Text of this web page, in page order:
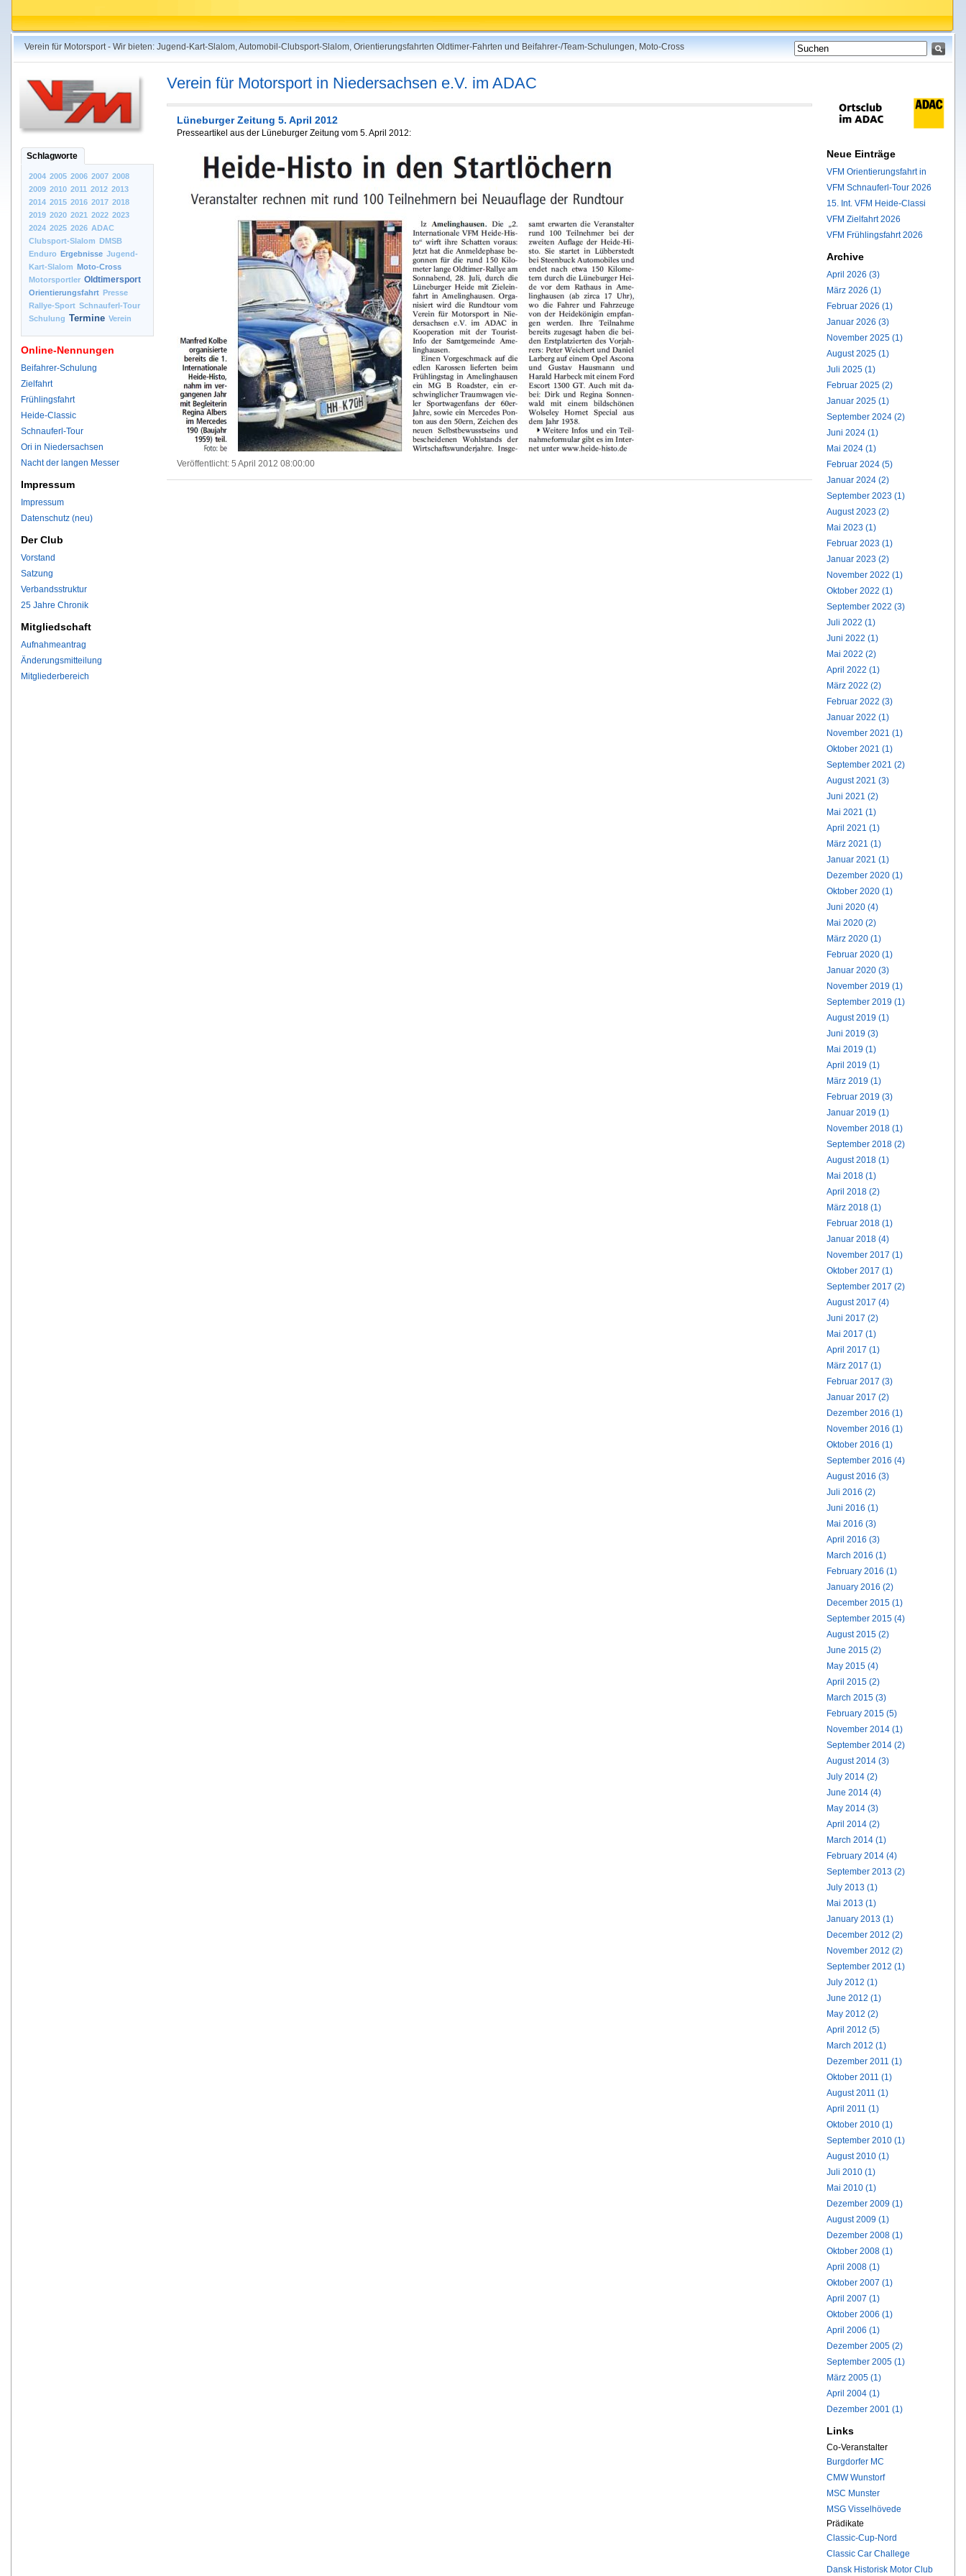
Verein für Motorsport - Wir bieten: Jugend-Kart-Slalom, Automobil-Clubsport-Slalom, Orientierungsfahrten Oldtimer-Fahrten und Beifahrer-/Team-Schulungen, Moto-Cross
Schlagworte
2004 2005 2006 2007 2008
2009 2010 2011 2012 2013
2014 2015 2016 2017 2018
2019 2020 2021 2022 2023
2024 2025 2026 ADAC
Clubsport-Slalom DMSB
Enduro Ergebnisse Jugend-
Kart-Slalom Moto-Cross
Motorsportler Oldtimersport
Orientierungsfahrt Presse
Rallye-Sport Schnauferl-Tour
Schulung Termine Verein
Online-Nennungen
Beifahrer-Schulung
Zielfahrt
Frühlingsfahrt
Heide-Classic
Schnauferl-Tour
Ori in Niedersachsen
Nacht der langen Messer
Impressum
Impressum
Datenschutz (neu)
Der Club
Vorstand
Satzung
Verbandsstruktur
25 Jahre Chronik
Mitgliedschaft
Aufnahmeantrag
Änderungsmitteilung
Mitgliederbereich
Verein für Motorsport in Niedersachsen e.V. im ADAC
Lüneburger Zeitung 5. April 2012
Presseartikel aus der Lüneburger Zeitung vom 5. April 2012:
Veröffentlicht: 5 April 2012 08:00:00
Neue Einträge
VFM Orientierungsfahrt in
VFM Schnauferl-Tour 2026
15. Int. VFM Heide-Classi
VFM Zielfahrt 2026
VFM Frühlingsfahrt 2026
Archive
April 2026 (3)
März 2026 (1)
Februar 2026 (1)
Januar 2026 (3)
November 2025 (1)
August 2025 (1)
Juli 2025 (1)
Februar 2025 (2)
Januar 2025 (1)
September 2024 (2)
Juni 2024 (1)
Mai 2024 (1)
Februar 2024 (5)
Januar 2024 (2)
September 2023 (1)
August 2023 (2)
Mai 2023 (1)
Februar 2023 (1)
Januar 2023 (2)
November 2022 (1)
Oktober 2022 (1)
September 2022 (3)
Juli 2022 (1)
Juni 2022 (1)
Mai 2022 (2)
April 2022 (1)
März 2022 (2)
Februar 2022 (3)
Januar 2022 (1)
November 2021 (1)
Oktober 2021 (1)
September 2021 (2)
August 2021 (3)
Juni 2021 (2)
Mai 2021 (1)
April 2021 (1)
März 2021 (1)
Januar 2021 (1)
Dezember 2020 (1)
Oktober 2020 (1)
Juni 2020 (4)
Mai 2020 (2)
März 2020 (1)
Februar 2020 (1)
Januar 2020 (3)
November 2019 (1)
September 2019 (1)
August 2019 (1)
Juni 2019 (3)
Mai 2019 (1)
April 2019 (1)
März 2019 (1)
Februar 2019 (3)
Januar 2019 (1)
November 2018 (1)
September 2018 (2)
August 2018 (1)
Mai 2018 (1)
April 2018 (2)
März 2018 (1)
Februar 2018 (1)
Januar 2018 (4)
November 2017 (1)
Oktober 2017 (1)
September 2017 (2)
August 2017 (4)
Juni 2017 (2)
Mai 2017 (1)
April 2017 (1)
März 2017 (1)
Februar 2017 (3)
Januar 2017 (2)
Dezember 2016 (1)
November 2016 (1)
Oktober 2016 (1)
September 2016 (4)
August 2016 (3)
Juli 2016 (2)
Juni 2016 (1)
Mai 2016 (3)
April 2016 (3)
March 2016 (1)
February 2016 (1)
January 2016 (2)
December 2015 (1)
September 2015 (4)
August 2015 (2)
June 2015 (2)
May 2015 (4)
April 2015 (2)
March 2015 (3)
February 2015 (5)
November 2014 (1)
September 2014 (2)
August 2014 (3)
July 2014 (2)
June 2014 (4)
May 2014 (3)
April 2014 (2)
March 2014 (1)
February 2014 (4)
September 2013 (2)
July 2013 (1)
Mai 2013 (1)
January 2013 (1)
December 2012 (2)
November 2012 (2)
September 2012 (1)
July 2012 (1)
June 2012 (1)
May 2012 (2)
April 2012 (5)
March 2012 (1)
Dezember 2011 (1)
Oktober 2011 (1)
August 2011 (1)
April 2011 (1)
Oktober 2010 (1)
September 2010 (1)
August 2010 (1)
Juli 2010 (1)
Mai 2010 (1)
Dezember 2009 (1)
August 2009 (1)
Dezember 2008 (1)
Oktober 2008 (1)
April 2008 (1)
Oktober 2007 (1)
April 2007 (1)
Oktober 2006 (1)
April 2006 (1)
Dezember 2005 (2)
September 2005 (1)
März 2005 (1)
April 2004 (1)
Dezember 2001 (1)
Links
Co-Veranstalter
Burgdorfer MC
CMW Wunstorf
MSC Munster
MSG Visselhövede
Prädikate
Classic-Cup-Nord
Classic Car Challege
Dansk Historisk Motor Club